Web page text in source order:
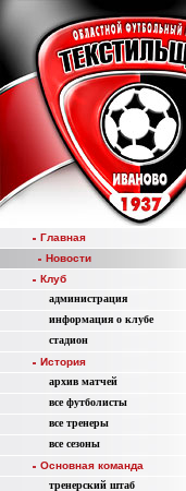
Главная
Новости
Клуб
администрация
информация о клубе
стадион
История
aрхив матчей
все футболисты
все тренеры
все сезоны
Основная команда
тренерский штаб